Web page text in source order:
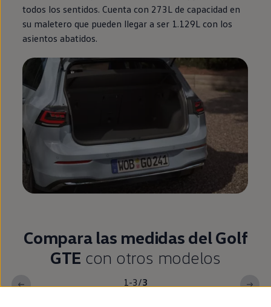
todos los sentidos. Cuenta con 273L de capacidad en
su maletero que pueden llegar a ser 1.129L con los
asientos abatidos.
Compara las medidas delGolf
GTE con otros modelos
1-3/3